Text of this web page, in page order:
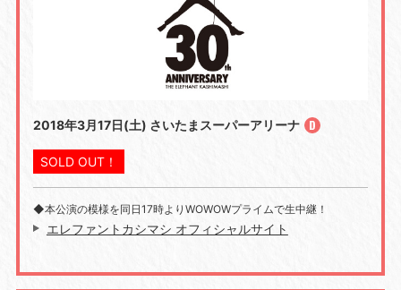
2018年3月17日(土) さいたまスーパーアリーナ
SOLD OUT！
◆本公演の模様を同日17時よりWOWOWプライムで生中継！
エレファントカシマシ オフィシャルサイト